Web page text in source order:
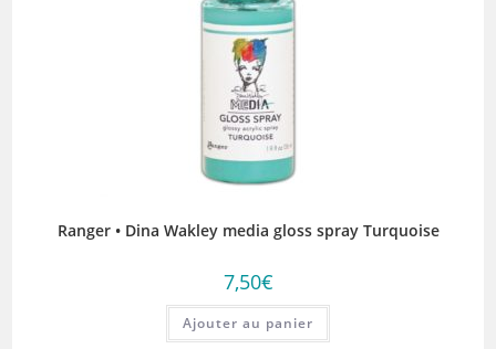
Ranger • Dina Wakley media gloss spray Turquoise
7,50€
Ajouter au panier